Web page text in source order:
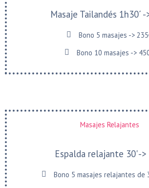
Masaje Tailandés 1h30´
Bono 5 masajes ->
Bono 10 masajes ->
Masajes Relajantes
Espalda relajante 30' -
Bono 5 masajes relajantes de